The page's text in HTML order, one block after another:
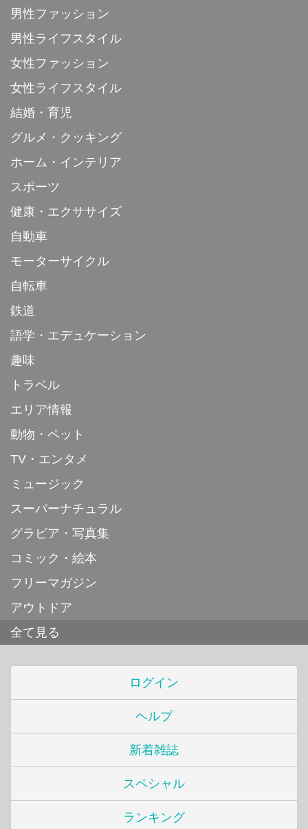
男性ファッション
男性ライフスタイル
女性ファッション
女性ライフスタイル
結婚・育児
グルメ・クッキング
ホーム・インテリア
スポーツ
健康・エクササイズ
自動車
モーターサイクル
自転車
鉄道
語学・エデュケーション
趣味
トラベル
エリア情報
動物・ペット
TV・エンタメ
ミュージック
スーパーナチュラル
グラビア・写真集
コミック・絵本
フリーマガジン
アウトドア
全て見る
ログイン
ヘルプ
新着雑誌
スペシャル
ランキング